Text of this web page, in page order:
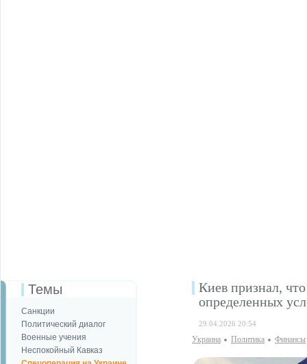
Темы
Санкции
Политический диалог
Военные учения
Неспокойный Кавказ
Киев признал,
определенных
29.04.2026 20:54
Украина Политика Финансы